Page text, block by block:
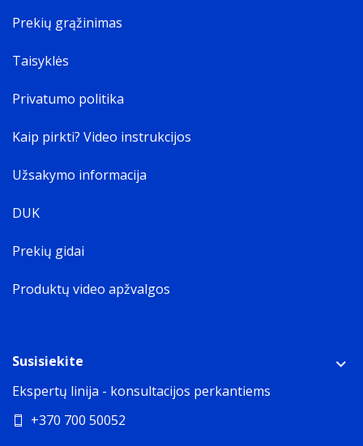
Prekių grąžinimas
Taisyklės
Privatumo politika
Kaip pirkti? Video instrukcijos
Užsakymo informacija
DUK
Prekių gidai
Produktų video apžvalgos
Susisiekite
Ekspertų linija - konsultacijos perkantiems
+370 700 50052